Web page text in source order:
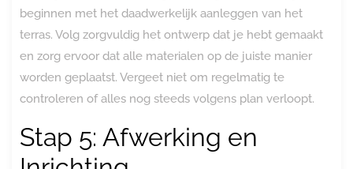
beginnen met het daadwerkelijk aanleggen van het
terras. Volg zorgvuldig het ontwerp dat je hebt gemaakt
en zorg ervoor dat alle materialen op de juiste manier
worden geplaatst. Vergeet niet om regelmatig te
controleren of alles nog steeds volgens plan verloopt.
Stap 5: Afwerking en